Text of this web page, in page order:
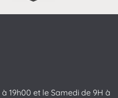
19h00 et le Samedi de 9H à